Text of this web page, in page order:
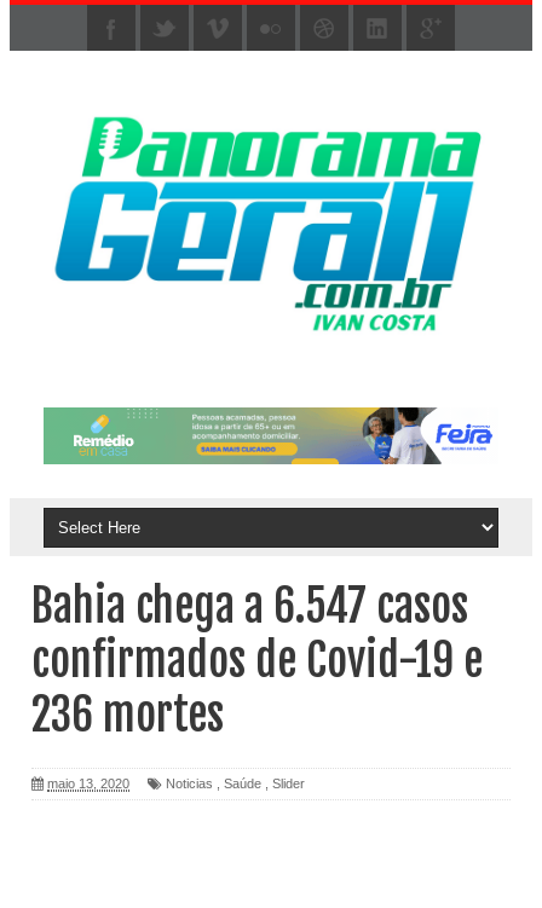
Bahia chega a 6.547 casos
confirmados de Covid-19 e
236 mortes
maio 13, 2020 Noticias Saúde Slider